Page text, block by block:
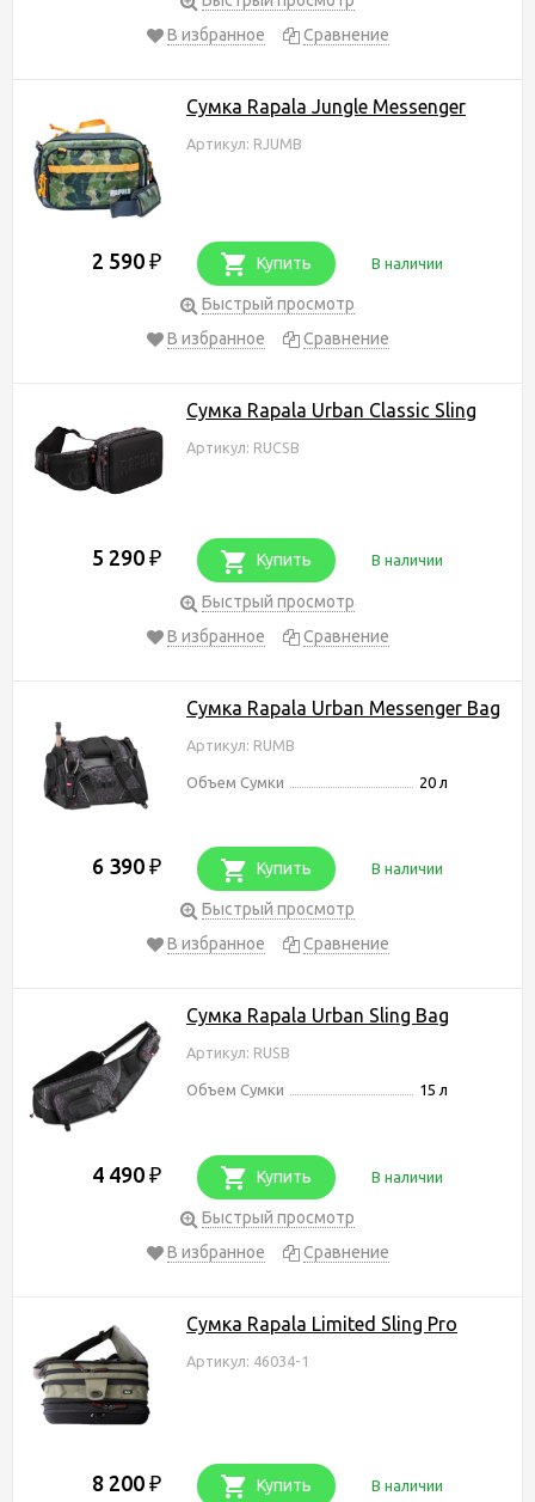
В избранное
Сравнение
Сумка Rapala Jungle Messenger
Артикул: RJUMB
2 590 ₽ Купить В наличии
Быстрый просмотр
В избранное
Сравнение
Сумка Rapala Urban Classic Sling
Артикул: RUCSB
5 290 ₽ Купить В наличии
Быстрый просмотр
В избранное
Сравнение
Сумка Rapala Urban Messenger Bag
Артикул: RUMB
Объем Сумки 20 л
6 390 ₽ Купить В наличии
Быстрый просмотр
В избранное
Сравнение
Сумка Rapala Urban Sling Bag
Артикул: RUSB
Объем Сумки 15 л
4 490 ₽ Купить В наличии
Быстрый просмотр
В избранное
Сравнение
Сумка Rapala Limited Sling Pro
Артикул: 46034-1
8 200 ₽ Купить В наличии